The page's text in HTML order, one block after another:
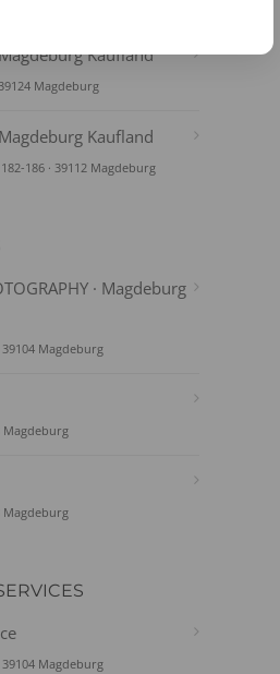
Kaufland
Magdeburg
Kaufland
186 · 39112 Magdeburg
· Magdeburg
Magdeburg
Magdeburg
Magdeburg
Magdeburg